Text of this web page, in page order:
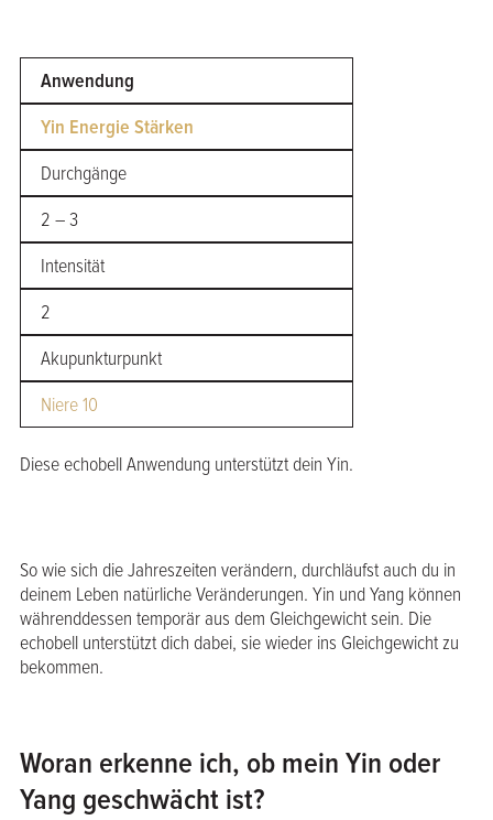
Anwendung
Yin Energie Stärken
Durchgänge
2 – 3
Intensität
2
Akupunkturpunkt
Niere 10
Diese echobell Anwendung unterstützt dein Yin.
So wie sich die Jahreszeiten verändern, durchläufst auch du in
deinem Leben natürliche Veränderungen. Yin und Yang können
währenddessen temporär aus dem Gleichgewicht sein. Die
echobell unterstützt dich dabei, sie wieder ins Gleichgewicht zu
bekommen.
Woran erkenne ich, ob mein Yin oder
Yang geschwächt ist?